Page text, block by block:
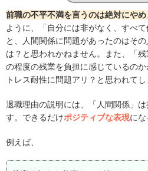
前職の不平不満を言うのは絶対にやめ
ように、「自分には非がなく、すべ
と、人間関係に問題があったのはそ
は？と思われかねません。また、「
の程度の残業を負担に感じているの
トレス耐性に問題アリ？と思われてし
退職理由の説明には、「人間関係」
す。できるだけポジティブな表現にな
例えば、